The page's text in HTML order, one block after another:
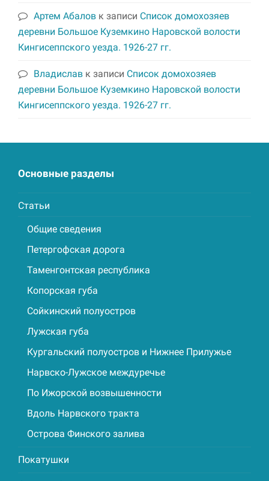
Артем Абалов к записи Список домохозяев
деревни Большое Куземкино Наровской волости
Кингисеппского уезда. 1926-27 гг.
Владислав к записи Список домохозяев
деревни Большое Куземкино Наровской волости
Кингисеппского уезда. 1926-27 гг.
Основные разделы
Статьи
Общие сведения
Петергофская дорога
Таменгонтская республика
Копорская губа
Сойкинский полуостров
Лужская губа
Кургальский полуостров и Нижнее Прилужье
Нарвско-Лужское междуречье
По Ижорской возвышенности
Вдоль Нарвского тракта
Острова Финского залива
Покатушки